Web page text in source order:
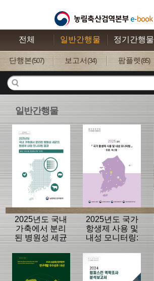
전체 일반간행물 정기간행물
단행본(507) 보고서 (34) 팜플렛 (85)
일반간행물
2025년도 국내
가축에서 분리
된 병원성 세균
모니터링 결과
2025년도 국가
항생제 사용 및
내성 모니터링: